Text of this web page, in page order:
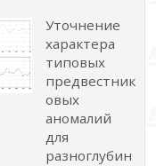
Уточнение
характера
типовых
предвестник
овых
аномалий
для
разноглубин